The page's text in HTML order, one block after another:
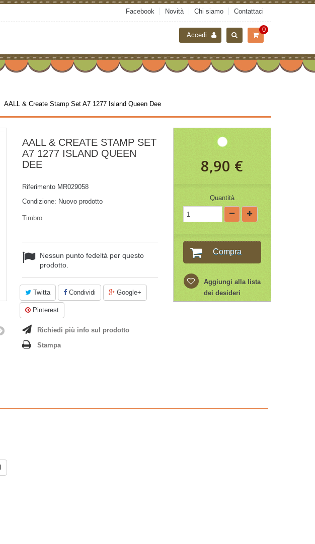
Facebook Novità Chi siamo Contattaci
0
Accedi
AALL & Create Stamp Set A7 1277 Island Queen Dee
AALL & CREATE STAMP SET
A7 1277 ISLAND QUEEN
DEE
Riferimento MR029058
Condizione: Nuovo prodotto
Timbro
Nessun punto fedeltà per questo
prodotto.
Twitta Condividi Google+
Pinterest
Richiedi più info sul prodotto
Stampa
8,90 €
Quantità
Compra
Aggiungi alla lista
dei desideri